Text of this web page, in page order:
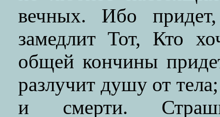
вечных. Ибо
замедлит Тот, Кто
общей кончины
разлучит душу от
и смерти.